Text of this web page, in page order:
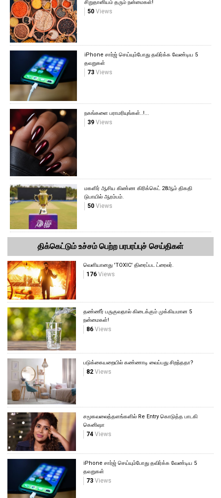
சிறுதானியம் தரும் நன்மைகள்!
50Views
iPhone சார்ஜ் செய்யும்போது தவிர்க்க வேண்டிய 5
தவறுகள்
73Views
நகங்களை பராமரியுங்கள்..!...
39Views
மகளிர் ஆசிய கிண்ண கிரிக்கெட் 28ஆம் திகதி
டுபாயில் ஆரம்பம்.
50Views
திக்கெட்டும் உச்சம் பெற்ற பரபரப்புச் செய்திகள்
வெளியானது 'TOXIC' திரைப்பட ட்ரைலர்.
176 Views
தண்ணீர் பருகுவதால் கிடைக்கும் முக்கியமான 5
நன்மைகள்!
86 Views
படுக்கையறையில் கண்ணாடி வைப்பது சிறந்ததா?
82 Views
சமூகவலைத்தளங்களில் Re Entry கொடுத்த பாடகி
கெனிஷா
74 Views
iPhone சார்ஜ் செய்யும்போது தவிர்க்க வேண்டிய 5
தவறுகள்
73 Views